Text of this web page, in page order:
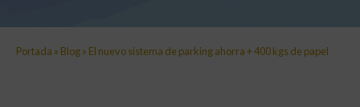
Portada » Blog» El nuevo sistema de parking ahorra + 400 kgs de papel